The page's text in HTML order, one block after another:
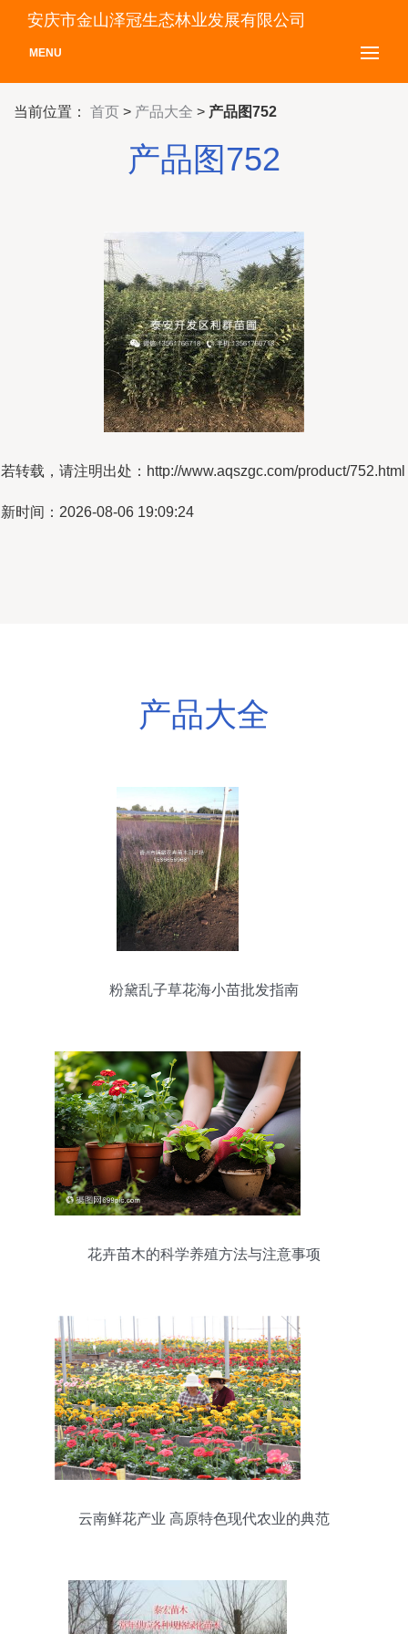
安庆市金山泽冠生态林业发展有限公司
MENU
当前位置： 首页 > 产品大全 > 产品图752
产品图752
转载，请注明出处：http://www.aqszgc.com/product/752.html
时间：2026-08-06 19:09:24
产品大全
粉黛乱子草花海小苗批发指南
花卉苗木的科学养殖方法与注意事项
云南鲜花产业 高原特色现代农业的典范